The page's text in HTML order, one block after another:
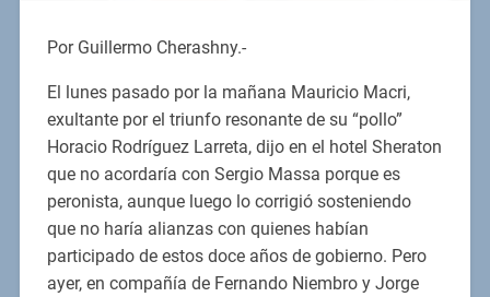
Por Guillermo Cherashny.-
El lunes pasado por la mañana Mauricio Macri,
exultante por el triunfo resonante de su “pollo”
Horacio Rodríguez Larreta, dijo en el hotel Sheraton
que no acordaría con Sergio Massa porque es
peronista, aunque luego lo corrigió sosteniendo
que no haría alianzas con quienes habían
participado de estos doce años de gobierno. Pero
ayer, en compañía de Fernando Niembro y Jorge